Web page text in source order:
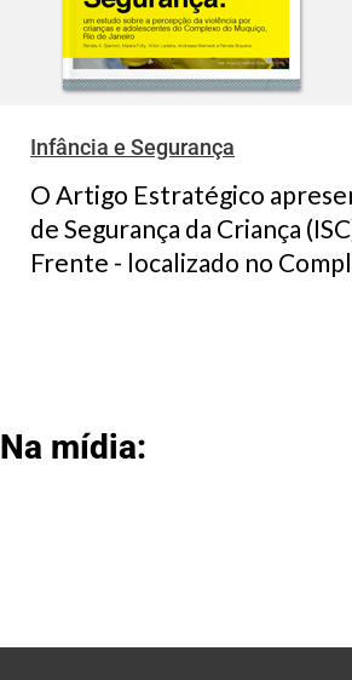
Infância e Segurança
O Artigo Estratégico
de Segurança da Criança
Frente - localizado no
Na mídia: